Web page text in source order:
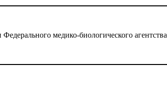
медико-биологического